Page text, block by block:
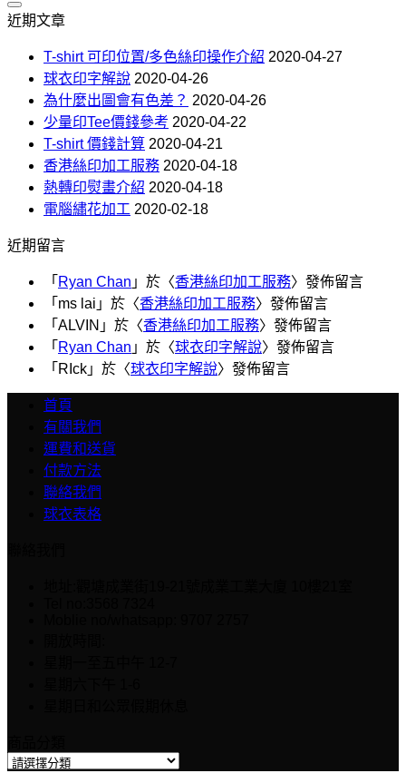
近期文章
T-shirt 可印位置/多色絲印操作介紹 2020-04-27
球衣印字解說 2020-04-26
為什麼出圖會有色差？ 2020-04-26
少量印Tee價錢參考 2020-04-22
T-shirt 價錢計算 2020-04-21
香港絲印加工服務 2020-04-18
熱轉印熨畫介紹 2020-04-18
電腦繡花加工 2020-02-18
近期留言
「 Ryan Chan 」於〈香港絲印加工服務〉發佈留言
「 ms lai 」於〈香港絲印加工服務〉發佈留言
「 ALVIN 」於〈香港絲印加工服務〉發佈留言
「 Ryan Chan 」於〈球衣印字解說〉發佈留言
「 RIck 」於〈球衣印字解說〉發佈留言
首頁
有關我們
運費和送貨
付款方法
聯絡我們
球衣表格